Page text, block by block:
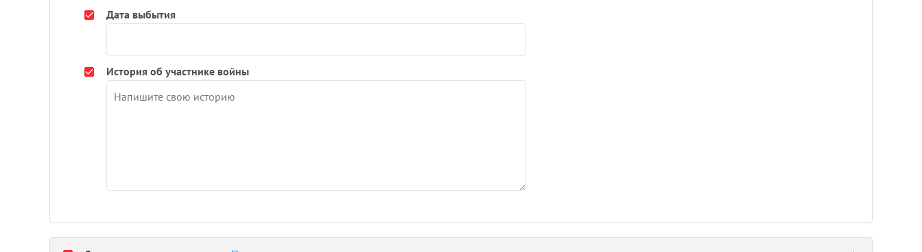
Дата выбытия
История об участнике войны